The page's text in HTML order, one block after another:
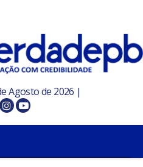
Agosto de 2026 |